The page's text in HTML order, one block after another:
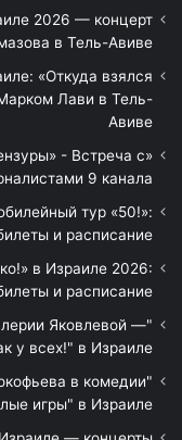
2026 — концерт
в Тель-Авиве
«Откуда взялся
Лави в Тель-
Авиве
- Встреча с
9 канала
тур «50!»:
и расписание
в Израиле 2026:
и расписание
Яковлевой —
у всех!" в Израиле
в комедии
игры" в Израиле